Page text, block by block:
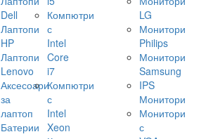
Dell
Лаптопи
HP
Лаптопи
Lenovo
Аксесоари
за
лаптоп
Батерии
Компютри
с
Intel
Core
i7
Компютри
с
Intel
Xeon
LG
Монитори
Philips
Монитори
Samsung
IPS
Монитори
Монитори
с